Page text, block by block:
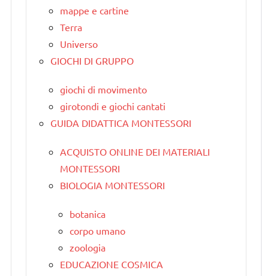
mappe e cartine
Terra
Universo
GIOCHI DI GRUPPO
giochi di movimento
girotondi e giochi cantati
GUIDA DIDATTICA MONTESSORI
ACQUISTO ONLINE DEI MATERIALI
MONTESSORI
BIOLOGIA MONTESSORI
botanica
corpo umano
zoologia
EDUCAZIONE COSMICA